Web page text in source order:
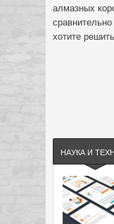
алмазных
хотите
НАУКА И